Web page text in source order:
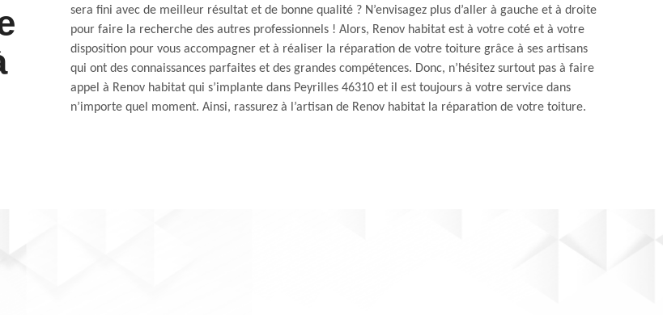
sera fini avec de meilleur résultat et de bonne qualité ? N’envisagez plus d’aller à gauche et à droite
pour faire la recherche des autres professionnels ! Alors, Renov habitat est à votre coté et à votre
disposition pour vous accompagner et à réaliser la réparation de votre toiture grâce à ses artisans
qui ont des connaissances parfaites et des grandes compétences. Donc, n’hésitez surtout pas à faire
appel à Renov habitat qui s’implante dans Peyrilles 46310 et il est toujours à votre service dans
n’importe quel moment. Ainsi, rassurez à l’artisan de Renov habitat la réparation de votre toiture.